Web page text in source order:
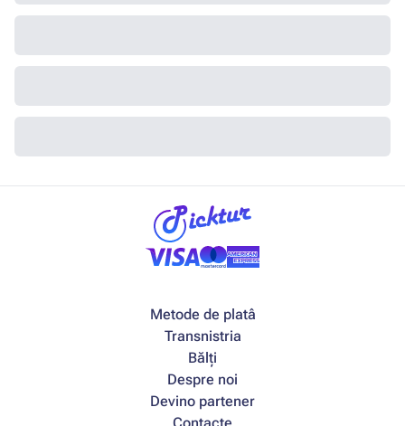
Metode de platâ
Transnistria
Bălți
Despre noi
Devino partener